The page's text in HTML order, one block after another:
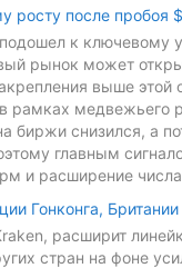
росту после пробоя
подошел к
рынок может
выше
рамках
биржи снизился, а
главным
и расширение
Гонконга,
расширит
стран на фоне